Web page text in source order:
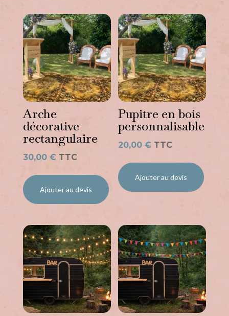
Arche
décorative
rectangulaire
30,00 € TTC
Ajouter au devis
Pupitre en bois
personnalisable
20,00€ TTC
Ajouter au devis